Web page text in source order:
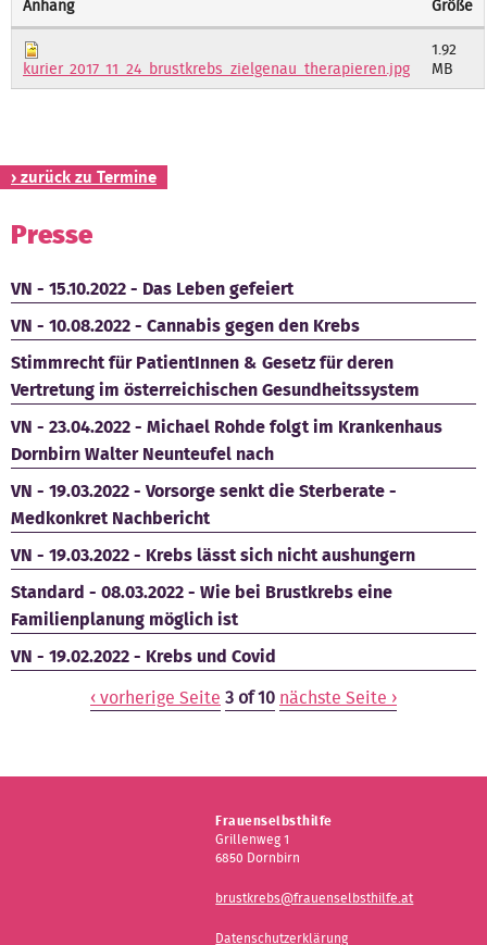
Anhang Größe
kurier_2017_11_24_brustkrebs_zielgenau_therapieren.jpg
1.92
MB
› zurück zu Termine
Presse
VN - 15.10.2022 - Das Leben gefeiert
VN - 10.08.2022 - Cannabis gegen den Krebs
Stimmrecht für PatientInnen & Gesetz für deren
Vertretung im österreichischen Gesundheitssystem
VN - 23.04.2022 - Michael Rohde folgt im Krankenhaus
Dornbirn Walter Neunteufel nach
VN - 19.03.2022 - Vorsorge senkt die Sterberate -
Medkonkret Nachbericht
VN - 19.03.2022 - Krebs lässt sich nicht aushungern
Standard - 08.03.2022 - Wie bei Brustkrebs eine
Familienplanung möglich ist
VN - 19.02.2022 - Krebs und Covid
‹ vorherige Seite 3 of 10 nächste Seite ›
Frauenselbsthilfe
Grillenweg 1
6850 Dornbirn
brustkrebs@frauenselbsthilfe.at
Datenschutzerklärung